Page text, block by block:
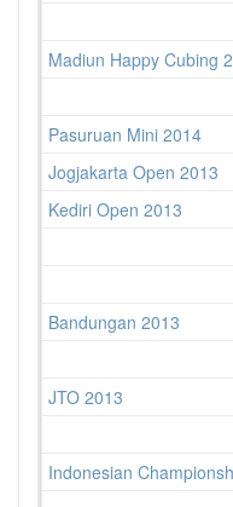
Madiun Happy Cubing
Pasuruan Mini 2014
Jogjakarta Open 2013
Kediri Open 2013
Bandungan 2013
JTO 2013
Indonesian